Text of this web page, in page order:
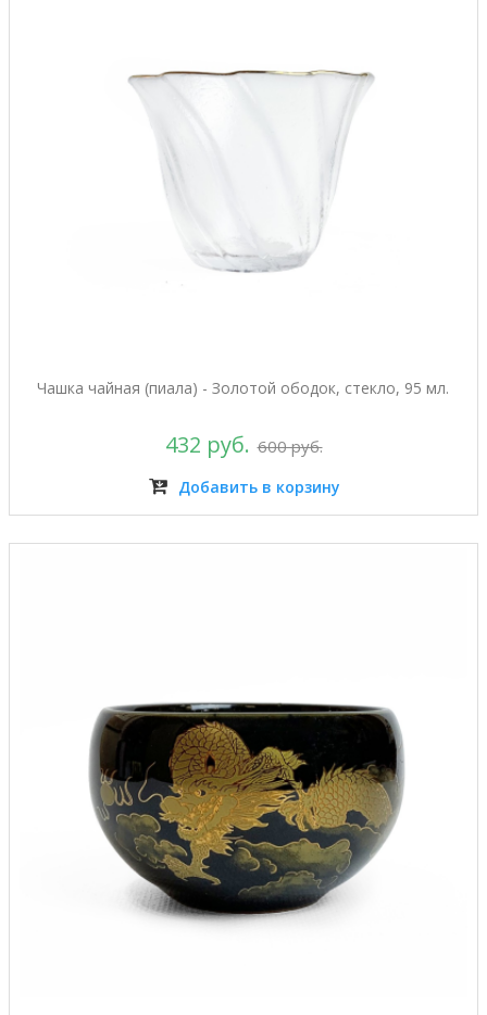
Чашка чайная (пиала) - Золотой ободок, стекло, 95 мл.
432 руб. 600 руб.
Добавить в корзину